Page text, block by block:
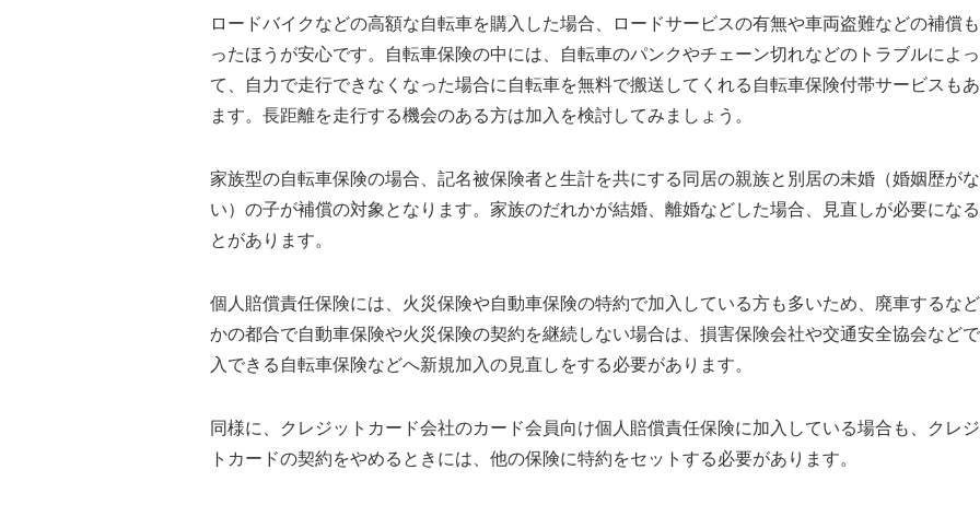
ロードバイクなどの高額な自転車を購入した場合、ロードサービスの有無や車両盗難などの補償
ったほうが安心です。自転車保険の中には、自転車のパンクやチェーン切れなどのトラブルによっ
て、自力で走行できなくなった場合に自転車を無料で搬送してくれる自転車保険付帯サービスもあ
ます。長距離を走行する機会のある方は加入を検討してみましょう。
家族型の自転車保険の場合、記名被保険者と生計を共にする同居の親族と別居の未婚（婚姻歴がな
い）の子が補償の対象となります。家族のだれかが結婚、離婚などした場合、見直しが必要になる
とがあります。
個人賠償責任保険には、火災保険や自動車保険の特約で加入している方も多いため、廃車するな
かの都合で自動車保険や火災保険の契約を継続しない場合は、損害保険会社や交通安全協会など
入できる自転車保険などへ新規加入の見直しをする必要があります。
同様に、クレジットカード会社のカード会員向け個人賠償責任保険に加入している場合も、クレ
トカードの契約をやめるときには、他の保険に特約をセットする必要があります。